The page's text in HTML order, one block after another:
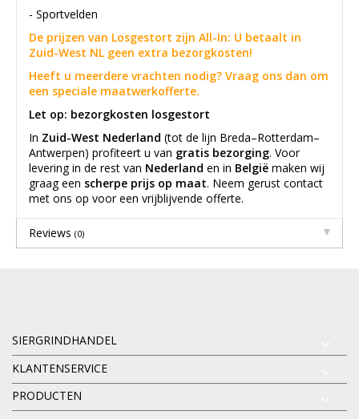
- Sportvelden
De prijzen van Losgestort zijn All-In: U betaalt in
Zuid-West NL geen extra bezorgkosten!
Heeft u meerdere vrachten nodig? Vraag ons dan om
een speciale maatwerkofferte.
Let op: bezorgkosten losgestort
In Zuid-West Nederland (tot de lijn Breda–Rotterdam–
Antwerpen) profiteert u van gratis bezorging. Voor
levering in de rest van Nederland en in België maken wij
graag een scherpe prijs op maat. Neem gerust contact
met ons op voor een vrijblijvende offerte.
Reviews (0)
SIERGRINDHANDEL
KLANTENSERVICE
PRODUCTEN